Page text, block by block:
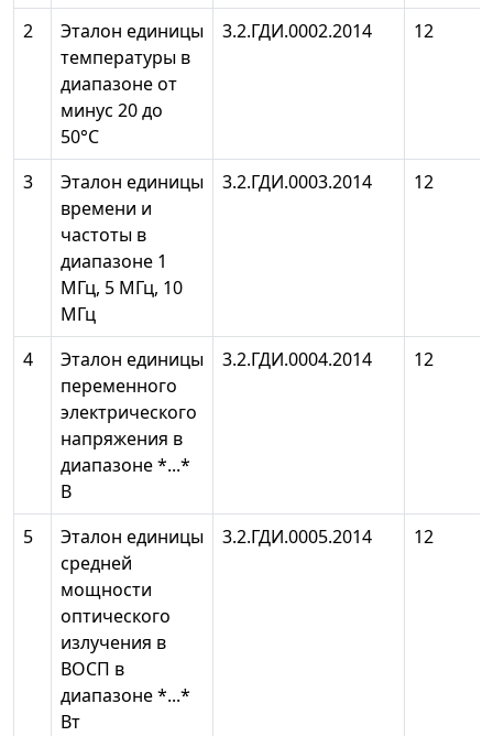
2
Эталон единицы
температуры в
диапазоне от
минус 20 до
50°С
3.2.ГДИ.0002.2014 12
3
Эталон единицы
времени и
частоты в
диапазоне 1
МГц, 5 МГц, 10
МГц
3.2.ГДИ.0003.2014 12
4
Эталон единицы
переменного
электрического
напряжения в
диапазоне *...*
В
3.2.ГДИ.0004.2014 12
5
Эталон единицы
средней
мощности
оптического
излучения в
ВОСП в
диапазоне *...*
Вт
3.2.ГДИ.0005.2014 12